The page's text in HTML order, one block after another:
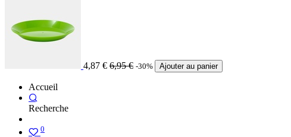
4,87 € 6,95€ -30% Ajouter au panier
Accueil
Recherche
0